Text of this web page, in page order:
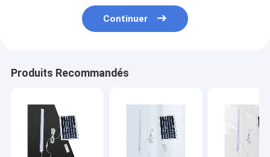
Continuer
Produits Recommandés